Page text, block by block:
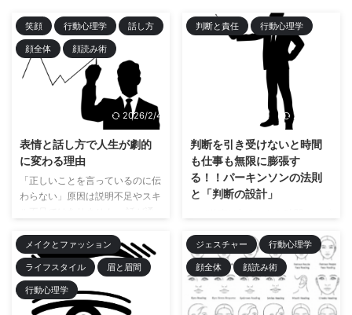
笑顔 行動心理学 話し方
顔全体 顔読み術
2026/2/4
表情と話し方で人生が劇的
に変わる理由
「正しいことを言っているのに伝
わらない」原因は説明不足やスキ
ちは日常の中で、「正しいことを
言っているのに伝わらない」「論
理では勝っているのに、なぜかう
まくいかない」と感じる場面に何
度も出会います。 その原因は、
判断と責任 行動心理学
2026/2/4
判断を引き受けないと時間
も仕事も無限に膨張す
る！！パーキンソンの法則
と「判断の設計」
パーキンソンの法則は、単なる理
論ではなく「すべてに当てはまる
物理法則（原則）」と考えた方
が、タイムマネジメントや判断の
質向上に役立ちます。 パーキン
メイクとファッション
ライフスタイル 眉と眉間
行動心理学
ジェスチャー 行動心理学
顔全体 顔読み術